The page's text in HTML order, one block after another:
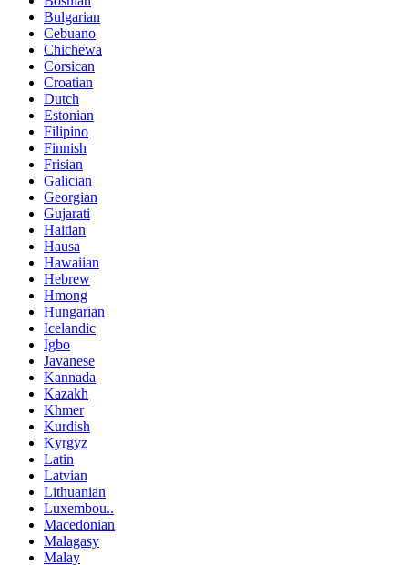
Bulgarian
Cebuano
Chichewa
Corsican
Croatian
Dutch
Estonian
Filipino
Finnish
Frisian
Galician
Georgian
Gujarati
Haitian
Hausa
Hawaiian
Hebrew
Hmong
Hungarian
Icelandic
Igbo
Javanese
Kannada
Kazakh
Khmer
Kurdish
Kyrgyz
Latin
Latvian
Lithuanian
Luxembou..
Macedonian
Malagasy
Malay